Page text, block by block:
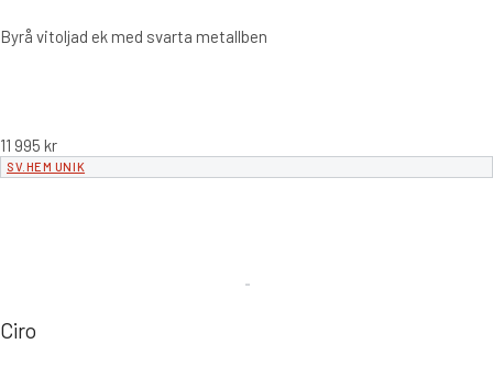
Byrå vitoljad ek med svarta metallben
11 995 kr
SV.HEM UNIK
Ciro